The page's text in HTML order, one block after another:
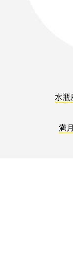
水瓶
満